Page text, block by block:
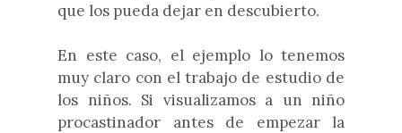
que los pueda dejar en descubierto.
En este caso, el ejemplo lo tenemos
muy claro con el trabajo de estudio de
los niños. Si visualizamos a un niño
procastinador antes de empezar la